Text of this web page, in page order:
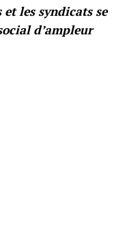
les syndicats se
d’ampleur